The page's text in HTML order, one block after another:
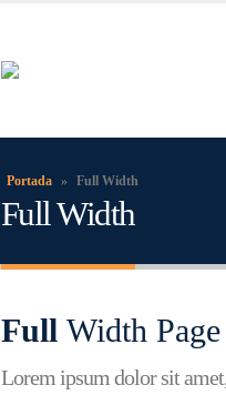
Portada » Full Width
Full Width
Full Width Page
Lorem ipsum dolor sit